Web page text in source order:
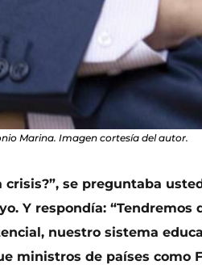
Marina. Imagen cortesía del autor.
crisis?”, se preguntaba
Y respondía: “Tendremos
nuestro sistema
ministros de países como